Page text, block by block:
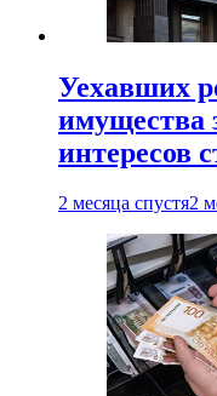
Уехавших
имущества
интересов
2 месяца спустя2